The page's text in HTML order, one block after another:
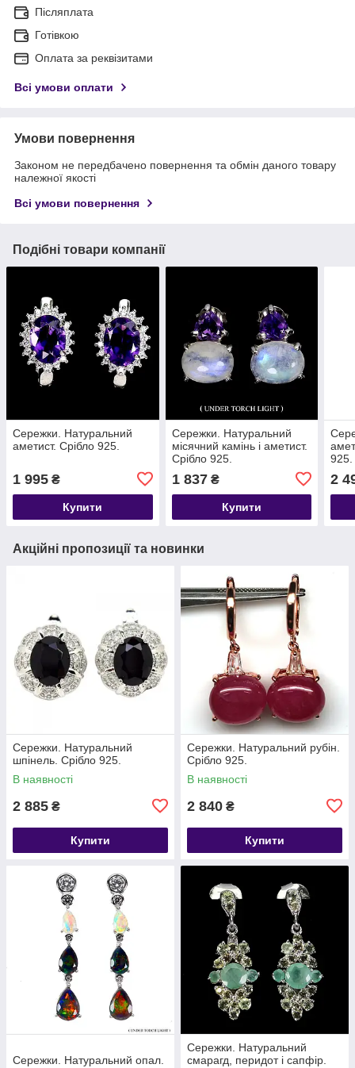
Післяплата
Готівкою
Оплата за реквізитами
Всі умови оплати
Умови повернення
Законом не передбачено повернення та обмін даного товару
належної якості
Всі умови повернення
Подібні товари компанії
Сережки. Натуральний
аметист. Срібло 925.
1 995 ₴
Купити
Сережки. Натуральний
місячний камінь і аметист.
Срібло 925.
1 837₴
Купити
925.
2
Акційні пропозиції та новинки
Сережки. Натуральний
шпінель. Срібло 925.
В наявності
2 885 ₴
Купити
Сережки. Натуральний рубін.
Срібло 925.
В наявності
2 840 ₴
Купити
Сережки. Натуральний опал.
Сережки. Натуральний
смарагд, перидот і сапфір.